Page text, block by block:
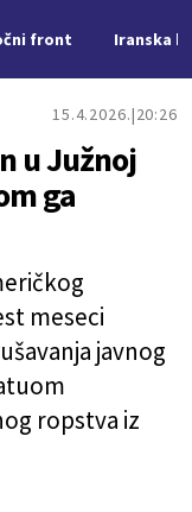
front Iranska
15.4.2026. 20:26
u Južnoj
ga
meseci
javnog
ropstva iz